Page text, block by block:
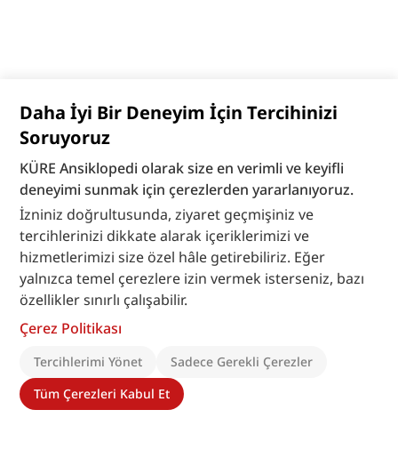
Daha İyi Bir Deneyim İçin Tercihinizi
Soruyoruz
KÜRE Ansiklopedi olarak size en verimli ve keyifli
deneyimi sunmak için çerezlerden yararlanıyoruz.
İzniniz doğrultusunda, ziyaret geçmişiniz ve
tercihlerinizi dikkate alarak içeriklerimizi ve
hizmetlerimizi size özel hâle getirebiliriz. Eğer
yalnızca temel çerezlere izin vermek isterseniz, bazı
özellikler sınırlı çalışabilir.
Çerez Politikası
Tercihlerimi Yönet
Sadece Gerekli Çerezler
Tüm Çerezleri Kabul Et